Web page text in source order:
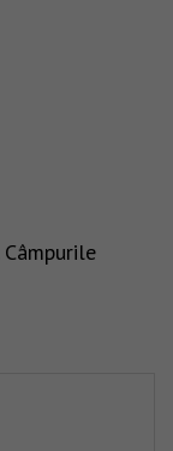
Câmpurile